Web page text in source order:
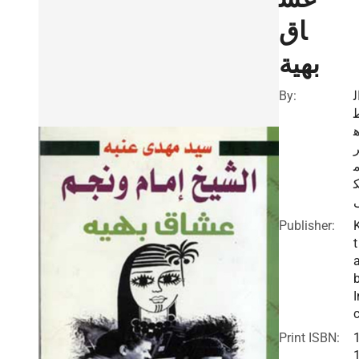
اق
بهية
By:
Publisher:
t
Print ISBN: